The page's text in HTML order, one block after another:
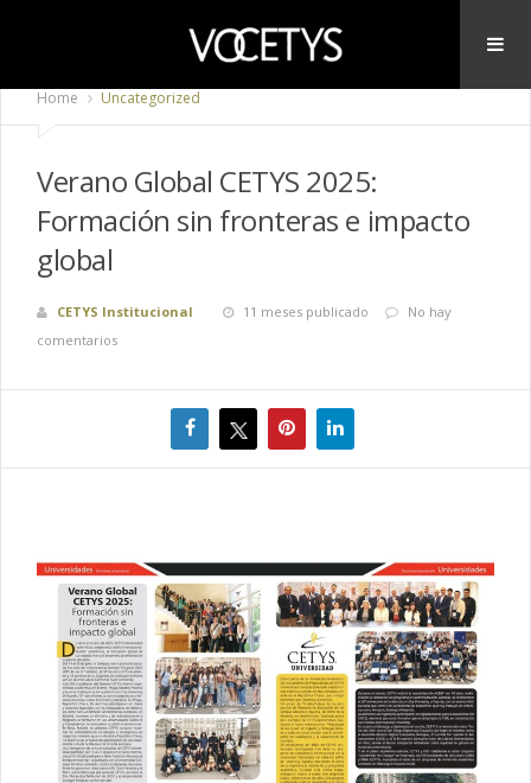
Home Uncategorized
Verano Global CETYS 2025:
Formación sin fronteras e impacto
global
CETYS Institucional 11 meses publicado
No hay
comentarios